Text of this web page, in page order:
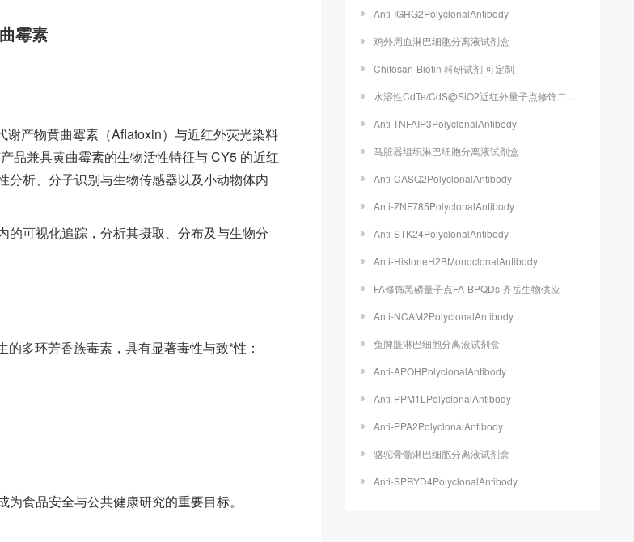
霉素
产物黄曲霉素（Aflatoxin）与近红外荧光染料
品兼具黄曲霉素的生物活性特征与 CY5 的近红
析、分子识别与生物传感器以及小动物体内
可视化追踪，分析其摄取、分布及与生物分
多环芳香族毒素，具有显著毒性与致*性：
食品安全与公共健康研究的重要目标。
Anti-IGHG2PolyclonalAntibody
鸡外周血淋巴细胞分离液试剂盒
Chitosan-Biotin 科研试剂 可定制
水溶性CdTe/CdS@SiO2近红外量子点修饰二氧化硅微球
Anti-TNFAIP3PolyclonalAntibody
马脏器组织淋巴细胞分离液试剂盒
Anti-CASQ2PolyclonalAntibody
Anti-ZNF785PolyclonalAntibody
Anti-STK24PolyclonalAntibody
Anti-HistoneH2BMonoclonalAntibody
FA修饰黑磷量子点FA-BPQDs 齐岳生物供应
Anti-NCAM2PolyclonalAntibody
兔脾脏淋巴细胞分离液试剂盒
Anti-APOHPolyclonalAntibody
Anti-PPM1LPolyclonalAntibody
Anti-PPA2PolyclonalAntibody
骆驼骨髓淋巴细胞分离液试剂盒
Anti-SPRYD4PolyclonalAntibody